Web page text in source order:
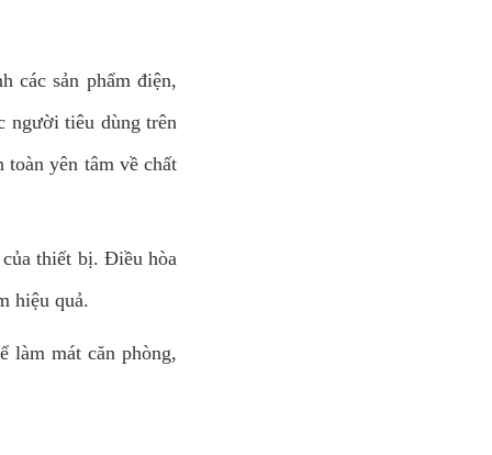
các sản phẩm điện,
người tiêu dùng trên
toàn yên tâm về chất
thiết bị. Điều hòa
hiệu quả.
làm mát căn phòng,